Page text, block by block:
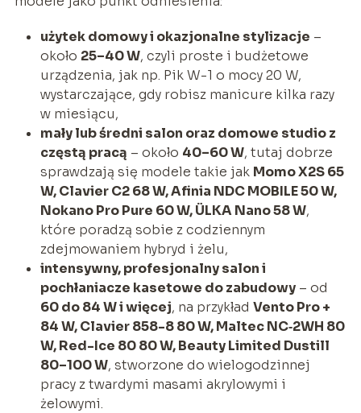
użytek domowy i okazjonalne stylizacje –
około 25–40 W, czyli proste i budżetowe
urządzenia, jak np. Pik W-1 o mocy 20 W,
wystarczające, gdy robisz manicure kilka razy
w miesiącu,
mały lub średni salon oraz domowe studio z
częstą pracą – około 40–60 W, tutaj dobrze
sprawdzają się modele takie jak Momo X2S 65
W, Clavier C2 68 W, Afinia NDC MOBILE 50 W,
Nokano Pro Pure 60 W, ÜLKA Nano 58 W,
które poradzą sobie z codziennym
zdejmowaniem hybryd i żelu,
intensywny, profesjonalny salon i
pochłaniacze kasetowe do zabudowy– od
60 do 84 W i więcej, na przykład Vento Pro +
84 W, Clavier 858-8 80 W, Maltec NC‑2WH 80
W, Red-Ice 80 80 W, Beauty Limited Dustill
80–100 W, stworzone do wielogodzinnej
pracy z twardymi masami akrylowymi i
żelowymi.